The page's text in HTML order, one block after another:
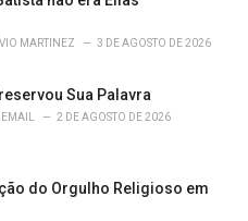
MARTINEZ 3 DE AGOSTO DE 2026
Sua Palavra
2 DE AGOSTO DE 2026
do Orgulho Religioso em